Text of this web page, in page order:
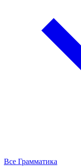
Все Грамматика